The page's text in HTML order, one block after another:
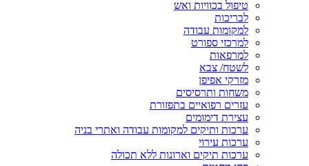
טיפול בכוויות ואש
לבריכות
למקומות עבודה
למרכזי ספורט
למרפאות
לשטח/ צבא
מזרקי אפיפן
משחות ותרסיסים
עזרים רפואיים בתפזורת
עצירת דימומים
ערכות ותיקים למקומות עבודה ואתרי בניה
ערכות עירוי
ערכות תיקים וארונות ללא תכולה